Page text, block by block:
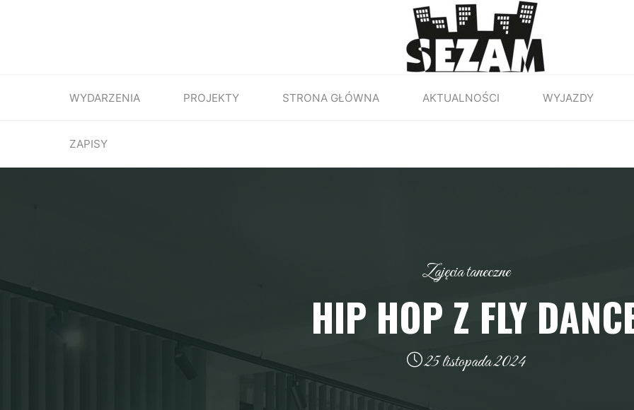
WYDARZENIA PROJEKTY STRONA GŁÓWNA AKTUALNOŚCI WYJAZDY
ZAPISY
Zajęcia taneczne
HIP HOP Z FLY
25 listopada 2024